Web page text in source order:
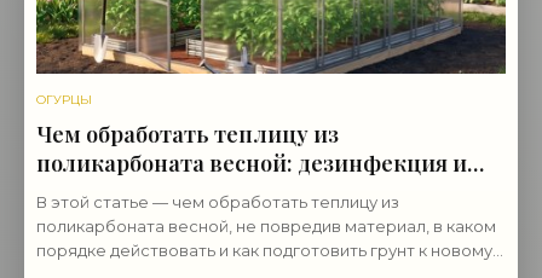
ОГУРЦЫ
Чем обработать теплицу из
поликарбоната весной: дезинфекция и
подготовка
В этой статье — чем обработать теплицу из
поликарбоната весной, не повредив материал, в каком
порядке действовать и как подготовить грунт к новому